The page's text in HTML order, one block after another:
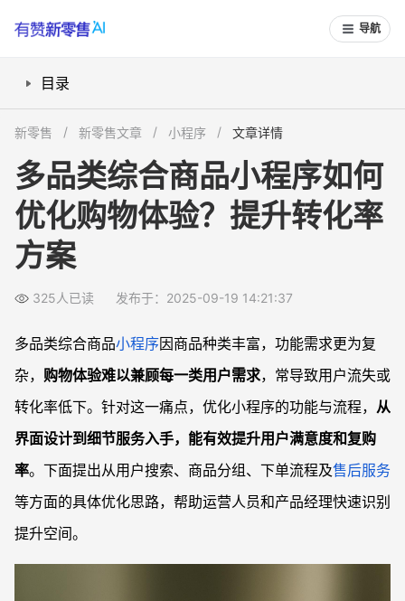
导航
目录
如何简化购物车与结算流程？
售后与客服体验怎样做到极致？
常见问题
多品类小程序如何实现个性化推荐提升体验？
商品上新和活动更新如何保持高效曝光？
如何利用用户评价体系提升购物信任感？
新零售 新零售文章 小程序 文章详情
多品类综合商品小程序如何
优化购物体验？提升转化率
方案
325人已读 发布于：2025-09-19 14:21:37
多品类综合商品小程序因商品种类丰富，功能需求更为复
杂， 购物体验难以兼顾每一类用户需求，常导致用户流失或
转化率低下。针对这一痛点，优化小程序的功能与流程， 从
界面设计到细节服务入手，能有效提升用户满意度和复购
率。下面提出从用户搜索、商品分组、下单流程及售后服务
等方面的具体优化思路，帮助运营人员和产品经理快速识别
提升空间。